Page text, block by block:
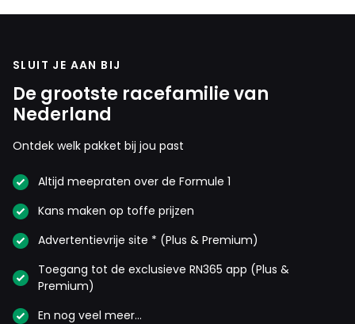
SLUIT JE AAN BIJ
De grootste racefamilie van
Nederland
Ontdek welk pakket bij jou past
Altijd meepraten over de Formule 1
Kans maken op toffe prijzen
Advertentievrije site * (Plus & Premium)
Toegang tot de exclusieve RN365 app (Plus &
Premium)
En nog veel meer…